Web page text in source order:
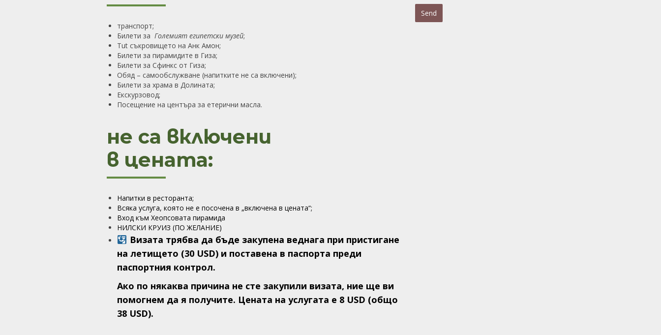
транспорт;
Билети за Големият египетски музей;
Tut съкровището на Анк Амон;
Билети за пирамидите в Гиза;
Билети за Сфинкс от Гиза;
Обяд – самообслужване (напитките не са включени);
Билети за храма в Долината;
Екскурзовод;
Посещение на центъра за етерични масла.
не са включени
в цената:
Напитки в ресторанта;
Всяка услуга, която не е посочена в „включена в цената“;
Вход към Хеопсовата пирамида
НИЛСКИ КРУИЗ (ПО ЖЕЛАНИЕ)
Визата трябва да бъде закупена веднага при пристигане
на летището (30 USD) и поставена в паспорта преди
паспортния контрол.
Ако по някаква причина не сте закупили визата, ние ще ви
помогнем да я получите. Цената на услугата е 8 USD (общо
38 USD).
Send